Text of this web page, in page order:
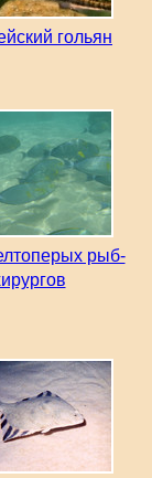
гольян
рыб-